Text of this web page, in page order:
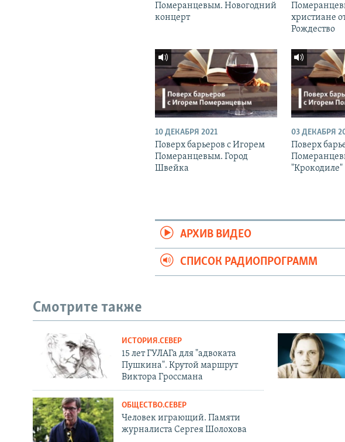
Померанцевым. Новогодний
концерт
христиане
Рождество
10 ДЕКАБРЯ 2021
Поверх барьеров с Игорем
Померанцевым. Город
Швейка
03 ДЕКАБРЯ
Поверх
"Крокодиле"
АРХИВ ВИДЕО
СПИСОК РАДИОПРОГРАММ
Смотрите также
ИСТОРИЯ.СЕВЕР
15 лет ГУЛАГа для "адвоката
Пушкина". Крутой маршрут
Виктора Гроссмана
ОБЩЕСТВО.СЕВЕР
Человек играющий. Памяти
журналиста Сергея Шолохова